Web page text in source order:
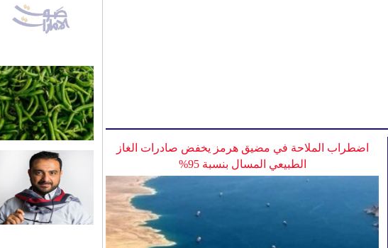
اضطراب الملاحة في مضيق هرمز يخفض صادرات الغاز
الطبيعي المسال بنسبة 95%